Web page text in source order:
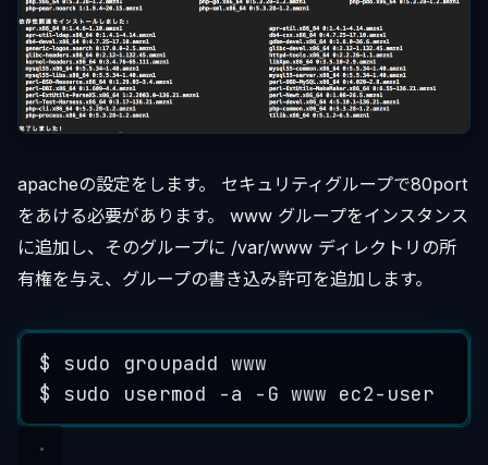
apacheの設定をします。 セキュリティグループで80port
をあける必要があります。 www グループをインスタンス
に追加し、そのグループに /var/www ディレクトリの所
有権を与え、グループの書き込み許可を追加します。
$ sudo groupadd www
$
sudo usermod -a - G www ec2- user